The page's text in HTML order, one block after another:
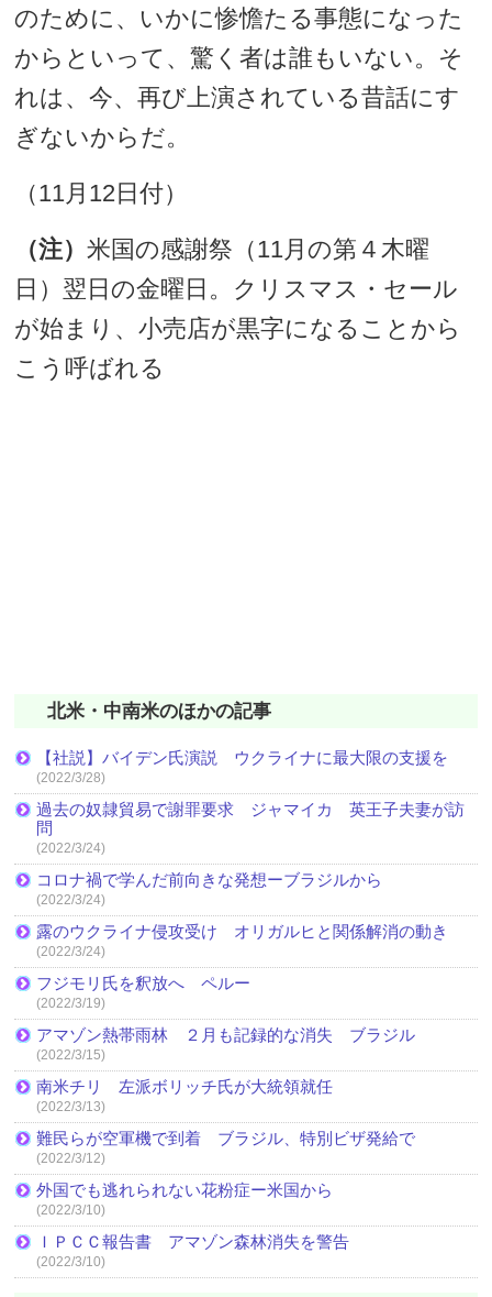
のために、いかに惨憺たる事態になった
からといって、驚く者は誰もいない。そ
れは、今、再び上演されている昔話にす
ぎないからだ。
（11月12日付）
（注）米国の感謝祭（11月の第４木曜
日）翌日の金曜日。クリスマス・セール
が始まり、小売店が黒字になることから
こう呼ばれる
北米・中南米のほかの記事
【社説】バイデン氏演説 ウクライナに最大限の支援を
(2022/3/28)
過去の奴隷貿易で謝罪要求 ジャマイカ 英王子夫妻が訪
問
(2022/3/24)
コロナ禍で学んだ前向きな発想ーブラジルから
(2022/3/24)
露のウクライナ侵攻受け オリガルヒと関係解消の動き
(2022/3/24)
フジモリ氏を釈放へ ペルー
(2022/3/19)
アマゾン熱帯雨林 ２月も記録的な消失 ブラジル
(2022/3/15)
南米チリ 左派ボリッチ氏が大統領就任
(2022/3/13)
難民らが空軍機で到着 ブラジル、特別ビザ発給で
(2022/3/12)
外国でも逃れられない花粉症ー米国から
(2022/3/10)
ＩＰＣＣ報告書 アマゾン森林消失を警告
(2022/3/10)